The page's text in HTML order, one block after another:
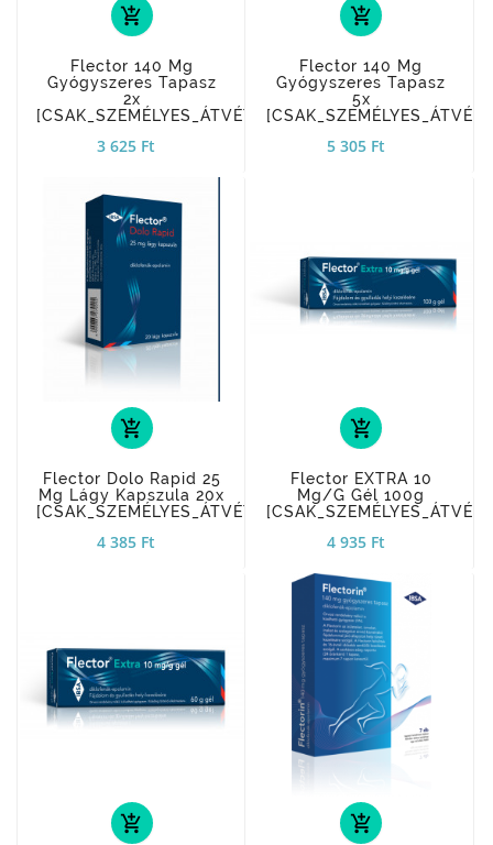
add_shopping_cart
Flector 140 Mg
Gyógyszeres Tapasz
2x
[CSAK_SZEMÉLYES_ÁTVÉTEL]
3 625 Ft
add_shopping_cart
Flector 140 Mg
Gyógyszeres Tapasz
5x
5 305 Ft
add_shopping_cart
Flector Dolo Rapid 25
Mg Lágy Kapszula 20x
[CSAK_SZEMÉLYES_ÁTVÉTEL]
4 385 Ft
add_shopping_cart
Flector EXTRA 10
Mg/g Gél 100g
4 935 Ft
add_shopping_cart add_shopping_cart